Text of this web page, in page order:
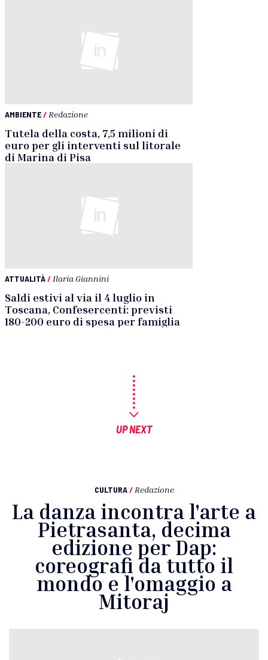
AMBIENTE/ Redazione
Tutela della costa, 7,5 milioni di
euro per gli interventi sul litorale
di Marina di Pisa
ATTUALITÀ/ Ilaria Giannini
Saldi estivi al via il 4 luglio in
Toscana, Confesercenti: previsti
180-200 euro di spesa per famiglia
UP NEXT
CULTURA / Redazione
La danza incontra l'arte a
Pietrasanta, decima
edizione per Dap:
coreografi da tutto il
mondo e l'omaggio a
Mitoraj